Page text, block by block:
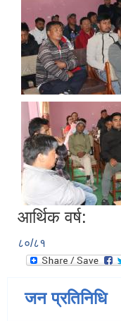
आर्थिक वर्ष:
८०/८१
जन प्रतिनिधि